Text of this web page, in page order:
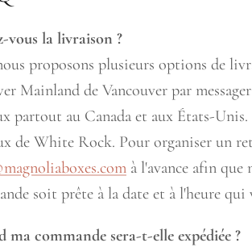
vous la livraison ?
proposons plusieurs options de
Mainland de Vancouver par
partout au Canada et aux États-
de White Rock. Pour organiser un
à l'avance afin que
soit prête à la date et à l'heure qui
ma commande sera-t-elle expédiée ?